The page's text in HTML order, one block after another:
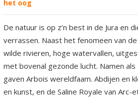
het oog
De natuur is op z’n best in de Jura en
verrassen. Naast het fenomeen van
wilde rivieren, hoge watervallen,
met bovenal gezonde lucht. Namen
gaven Arbois wereldfaam. Abdijen en
en kunst, en de Saline Royale van